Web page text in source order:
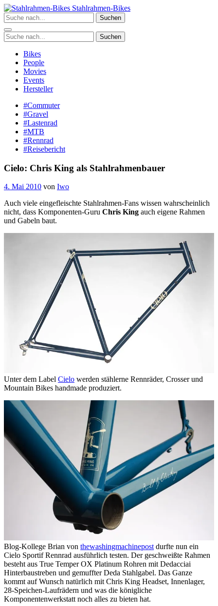
Zum
Inhalt
springen
Stahlrahmen-Bikes
Suchen
Suchen
Bikes
People
Movies
Events
Hersteller
#Commuter
#Gravel
#Lastenrad
#MTB
#Rennrad
#Reisebericht
Cielo: Chris King als Stahlrahmenbauer
4. Mai 2010 von Iwo
Auch viele eingefleischte Stahlrahmen-Fans wissen wahrscheinlich
nicht, dass Komponenten-Guru Chris King auch eigene Rahmen
und Gabeln baut.
Unter dem Label Cielo werden stählerne Rennräder, Crosser und
Mountain Bikes handmade produziert.
Blog-Kollege Brian von thewashingmachinepostdurfte nun ein
Cielo Sportif Rennrad ausführlich testen. Der geschweißte Rahmen
besteht aus True Temper OX Platinum Rohren mit Dedacciai
Hinterbaustreben und gemuffter Deda Stahlgabel. Das Ganze
kommt auf Wunsch natürlich mit Chris King Headset, Innenlager,
28-Speichen-Laufrädern und was die königliche
Komponentenwerkstatt noch alles zu bieten hat.